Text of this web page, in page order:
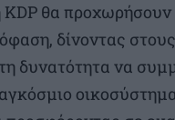
KDP θα
δίνοντας
δυνατότητα να